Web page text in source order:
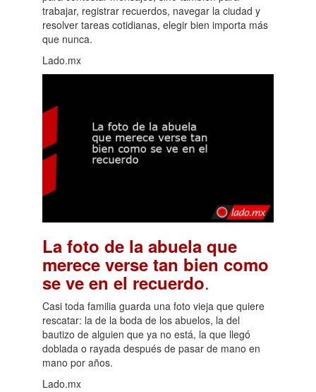
trabajar, registrar recuerdos, navegar la ciudad y
resolver tareas cotidianas, elegir bien importa más
que nunca.
Lado.mx
La foto de la abuela que
merece verse tan bien como
se ve en el recuerdo.
Casi toda familia guarda una foto vieja que quiere
rescatar: la de la boda de los abuelos, la del
bautizo de alguien que ya no está, la que llegó
doblada o rayada después de pasar de mano en
mano por años.
Lado.mx